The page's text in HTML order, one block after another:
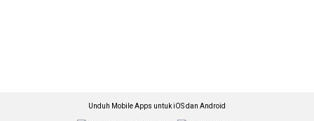
Unduh Mobile Apps untuk iOS dan Android